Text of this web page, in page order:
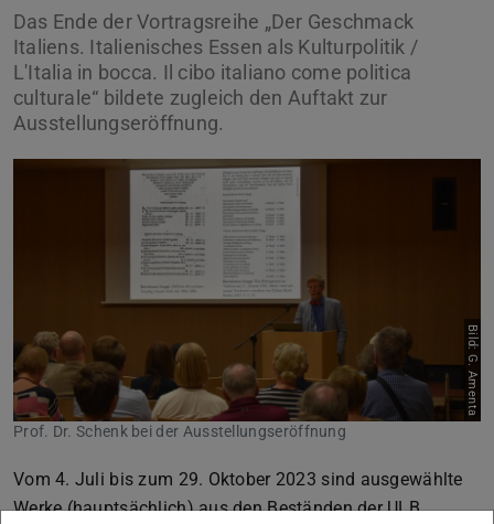
Das Ende der Vortragsreihe „Der Geschmack
Italiens. Italienisches Essen als Kulturpolitik /
L'Italia in bocca. Il cibo italiano come politica
culturale“ bildete zugleich den Auftakt zur
Ausstellungseröffnung.
Bild: G. Amenta
Prof. Dr. Schenk bei der Ausstellungseröffnung
Vom 4. Juli bis zum 29. Oktober 2023 sind ausgewählte
Werke (hauptsächlich) aus den Beständen der ULB